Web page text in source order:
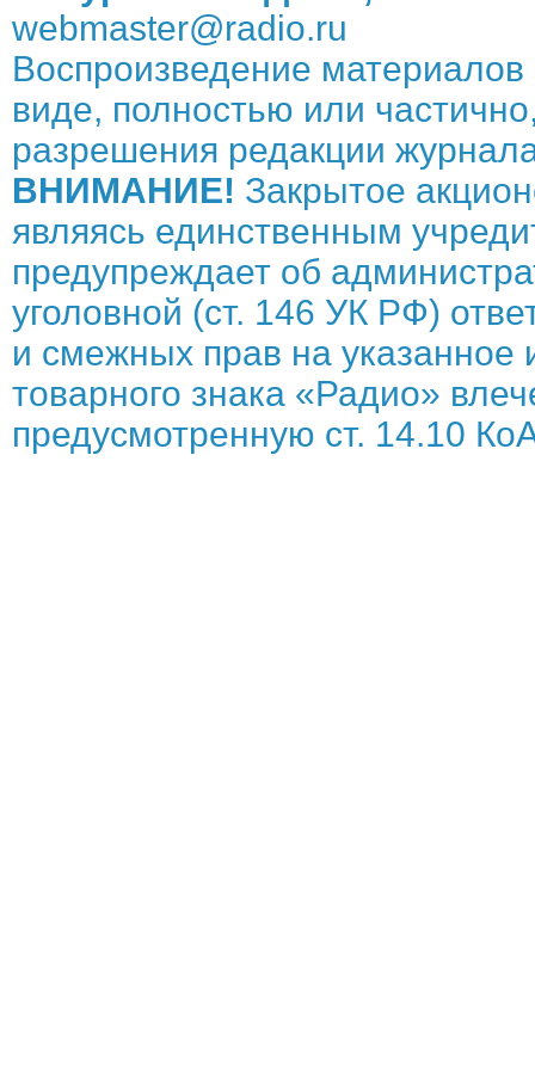
webmaster@radio.ru
Воспроизведение
виде, полностью или
разрешения редакции
ВНИМАНИЕ! Закрытое
являясь единственным
предупреждает об
уголовной (ст. 146 УК РФ)
и смежных прав на указанное
товарного знака «Радио»
предусмотренную ст. 14.10